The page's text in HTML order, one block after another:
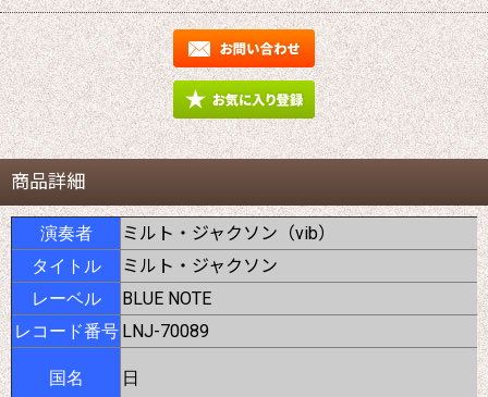
商品詳細
演奏者 ミルト・ジャクソン（vib）
タイトル ミルト・ジャクソン
レーベル BLUE NOTE
レコード番号 LNJ-70089
国名 日